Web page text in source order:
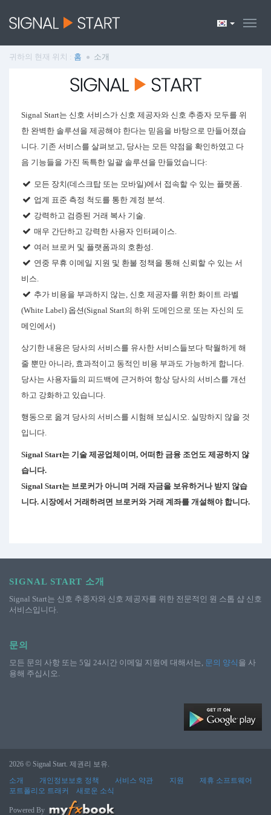
귀하의 현재 위치 : 홈 소개
Signal Start는 신호 서비스가 신호 제공자와 신호 추종자 모두를 위
한 완벽한 솔루션을 제공해야 한다는 믿음을 바탕으로 만들어졌습
니다. 기존 서비스를 살펴보고, 당사는 모든 약점을 확인하였고 다
음 기능들을 가진 독특한 일괄 솔루션을 만들었습니다:
모든 장치(데스크탑 또는 모바일)에서 접속할 수 있는 플랫폼.
업계 표준 측정 척도를 통한 계정 분석.
강력하고 검증된 거래 복사 기술.
매우 간단하고 강력한 사용자 인터페이스.
여러 브로커 및 플랫폼과의 호환성.
연중 무휴 이메일 지원 및 환불 정책을 통해 신뢰할 수 있는 서
비스.
추가 비용을 부과하지 않는, 신호 제공자를 위한 화이트 라벨
(White Label) 옵션(Signal Start의 하위 도메인으로 또는 자신의 도
메인에서)
상기한 내용은 당사의 서비스를 유사한 서비스들보다 탁월하게 해
줄 뿐만 아니라, 효과적이고 동적인 비용 부과도 가능하게 합니다.
당사는 사용자들의 피드백에 근거하여 항상 당사의 서비스를 개선
하고 강화하고 있습니다.
행동으로 옮겨 당사의 서비스를 시험해 보십시오. 실망하지 않을 것
입니다.
Signal Start는 기술 제공업체이며, 어떠한 금융 조언도 제공하지 않
습니다.
Signal Start는 브로커가 아니며 거래 자금을 보유하거나 받지 않습
니다. 시장에서 거래하려면 브로커와 거래 계좌를 개설해야 합니다.
SIGNAL START 소개
Signal Start는 신호 추종자와 신호 제공자를 위한 전문적인 원 스톱 샵 신호
서비스입니다.
문의
모든 문의 사항 또는 5일 24시간 이메일 지원에 대해서는, 문의 양식 을 사
용해 주십시오.
2026 © Signal Start. 제권리 보유.
소개
개인정보보호 정책 서비스 약관 지원
제휴 소프트웨어
포트폴리오 트래커
새로운 소식
Powered By